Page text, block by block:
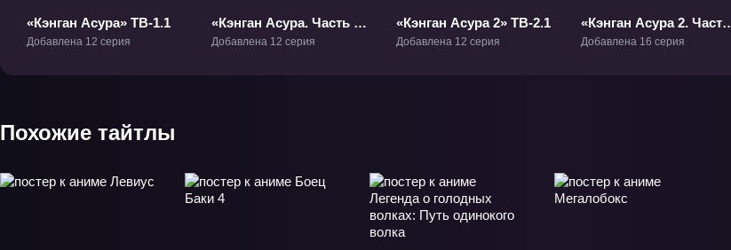
«Кэнган Асура» ТВ-1.1
Добавлена 12 серия
«Кэнган Асура. Часть 2»
ТВ-1.2
Добавлена 12 серия
«Кэнган Асура 2» ТВ-2.1
Добавлена 12 серия
«Кэнган Асура 2. Часть
2» ТВ-2.2
Добавлена 16 серия
Похожие тайтлы